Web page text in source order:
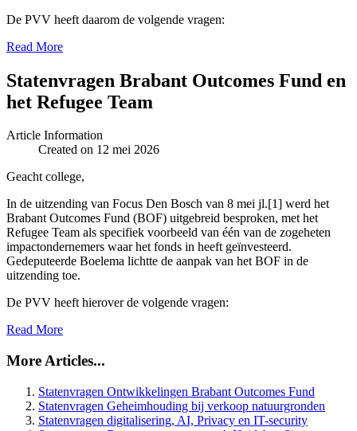
De PVV heeft daarom de volgende vragen:
Read More
Statenvragen Brabant Outcomes Fund en
het Refugee Team
Article Information
Created on 12 mei 2026
Geacht college,
In de uitzending van Focus Den Bosch van 8 mei jl.[1] werd het
Brabant Outcomes Fund (BOF) uitgebreid besproken, met het
Refugee Team als specifiek voorbeeld van één van de zogeheten
impactondernemers waar het fonds in heeft geïnvesteerd.
Gedeputeerde Boelema lichtte de aanpak van het BOF in de
uitzending toe.
De PVV heeft hierover de volgende vragen:
Read More
More Articles...
Statenvragen Ontwikkelingen Brabant Outcomes Fund
Statenvragen Geheimhouding bij verkoop natuurgronden
Statenvragen digitalisering, AI, Privacy en IT-security